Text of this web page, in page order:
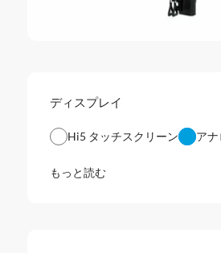
ディスプレイ
Hi5 タッチスクリーン ア
もっと読む